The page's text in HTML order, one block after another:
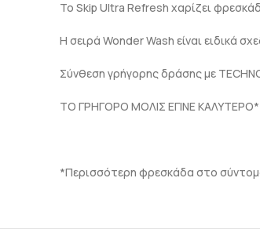
To Skip Ultra Refresh χαρίζει
Η σειρά Wonder Wash είναι ειδικά
Σύνθεση γρήγορης δράσης με
ΤΟ ΓΡΗΓΟΡΟ ΜΟΛΙΣ ΕΓΙΝΕ ΚΑΛΥΤΕΡΟ*
*Περισσότερη φρεσκάδα στο